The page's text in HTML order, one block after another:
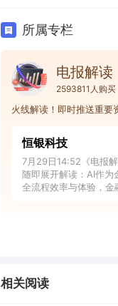
所属专栏
电报解读
2593811人购买
火线解读！即时推送重要
恒银科技
7月29日14:52《电报
随即展开解读：AI作为
全流程效率与体验，金
相关阅读